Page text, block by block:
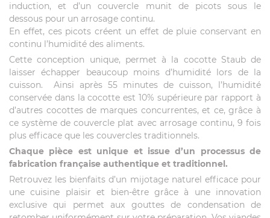
induction, et d’un couvercle munit de picots sous le
dessous pour un arrosage continu.
En effet, ces picots créent un effet de pluie conservant en
continu l’humidité des aliments.
Cette conception unique, permet à la cocotte Staub de
laisser échapper beaucoup moins d’humidité lors de la
cuisson. Ainsi après 55 minutes de cuisson, l’humidité
conservée dans la cocotte est 10% supérieure par rapport à
d’autres cocottes de marques concurrentes, et ce, grâce à
ce système de couvercle plat avec arrosage continu, 9 fois
plus efficace que les couvercles traditionnels.
Chaque pièce est unique et issue d’un processus de
fabrication française authentique et traditionnel.
Retrouvez les bienfaits d’un mijotage naturel efficace pour
une cuisine plaisir et bien-être grâce à une innovation
exclusive qui permet aux gouttes de condensation de